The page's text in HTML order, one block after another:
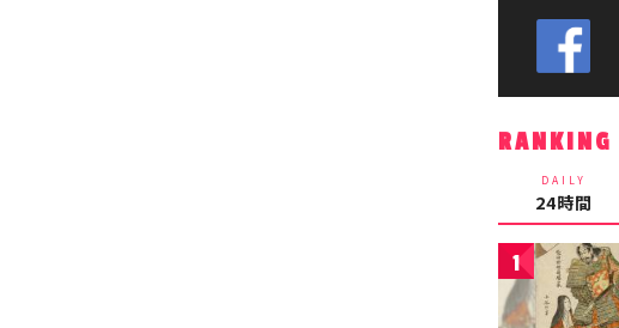
RANKING
DAILY
24時間
1